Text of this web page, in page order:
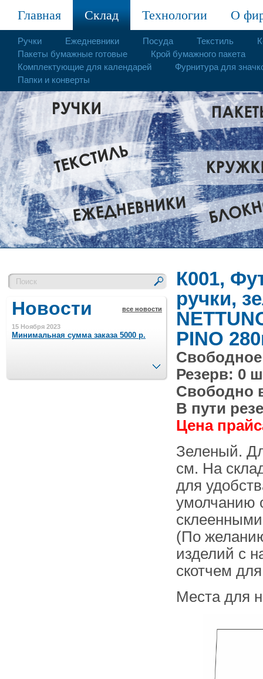
Главная Склад Технологии О
Ручки Ежедневники Посуда Текстиль
Пакеты бумажные готовые
Крой бумажного пакета
Комплектующие для календарей
Фурнитура для
Папки и конверты
Новости все новости
15 Ноября 2023
Минимальная сумма заказа 5000 р.
Шляпные коробочки производим
След.
К001,
ручки,
PINO
Резерв: 0
Свободно
В пути
Цена
Зеленый.
см. На
для
умолчанию
(По
изделий с
скотчем
Места для